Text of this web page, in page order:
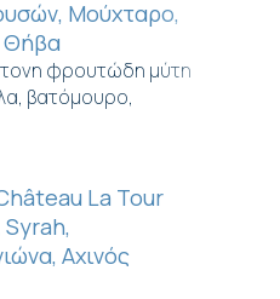
Μούχταρο,
Θήβα
φρουτώδη μύτη
βατόμουρο,
La Tour
Αχινός